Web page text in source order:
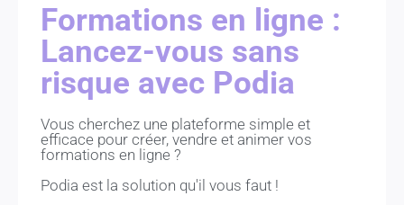
Formations en ligne :
Lancez-vous sans
risque avec Podia
Vous cherchez une plateforme simple et
efficace pour créer, vendre et animer vos
formations en ligne ?
Podia est la solution qu'il vous faut !